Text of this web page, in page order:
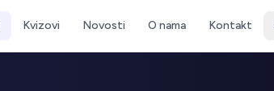
Kvizovi Novosti O nama Kontakt